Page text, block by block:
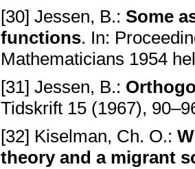
[30] Jessen, B.: Some
functions. In:
Mathematicians 1954
[31] Jessen, B.:
Tidskrift 15 (1967),
[32] Kiselman, Ch. O.:
theory and a migrant